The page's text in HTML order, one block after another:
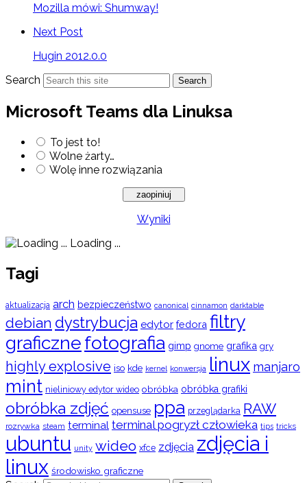
Mozilla mówi: Shumway!
Next Post
Hugin 2012.0.0
Search
Search
Microsoft Teams dla Linuksa
To jest to!
Wolne żarty…
Wolę inne rozwiązania
Wyniki
Loading ...
Tagi
aktualizacja arch bezpieczeństwo canonical cinnamon darktable
debian dystrybucja edytor fedora filtry
graficznefotografia gimp gnome grafika gry
highly explosive iso kde kernel konwersja linux manjaro
mint nieliniowy edytor wideo obróbka obróbka grafiki
obróbka zdjęć opensuse ppa przeglądarka RAW
rozrywka steam terminal terminal pogryzł człowieka tips tricks
ubuntu unity wideo xfce zdjęcia zdjęcia i
linux środowisko graficzne